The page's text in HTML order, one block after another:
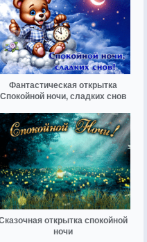
Фантастическая открытка
Спокойной ночи, сладких снов
открытка спокойной
ночи